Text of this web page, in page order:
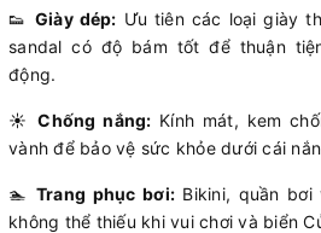
👟 Giày dép: Ưu tiên các loại giày
sandal có độ bám tốt để thuận
động.
☀️Chống nắng: Kính mát, kem
vành để bảo vệ sức khỏe dưới cái
🏊 Trang phục bơi: Bikini, quần
không thể thiếu khi vui chơi và biển